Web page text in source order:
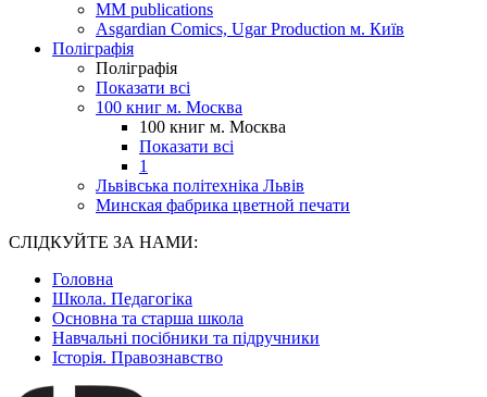
MM publications
Asgardian Comics, Ugar Production м. Київ
Поліграфія
Поліграфія
Показати всі
100 книг м. Москва
100 книг м. Москва
Показати всі
1
Львівська політехніка Львів
Минская фабрика цветной печати
СЛІДКУЙТЕ ЗА НАМИ:
Головна
Школа. Педагогіка
Основна та старша школа
Навчальні посібники та підручники
Історія. Правознавство